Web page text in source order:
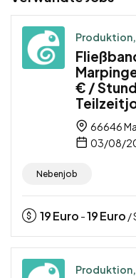
€ /
66646
03/08/
Nebenjob
19Euro -19Euro /